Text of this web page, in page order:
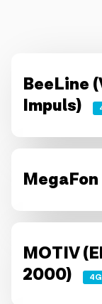
Dil
BeeLine
Impuls)
MOTIV
2000)
4G